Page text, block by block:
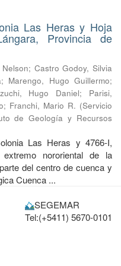
Las Heras y Hoja
Provincia de
; Castro Godoy, Silvia
; Marengo, Hugo Guillermo;
Hugo Daniel; Parisi,
; Franchi, Mario R. (Servicio
de Geología y Recursos
Las Heras y 4766-I,
nororiental de la
del centro de cuenca y
Cuenca ...
SEGEMAR
Tel:(+5411) 5670-0101